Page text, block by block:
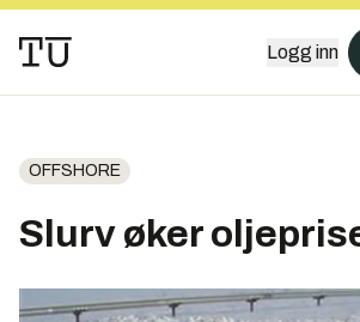
Logg inn
OFFSHORE
Slurv øker